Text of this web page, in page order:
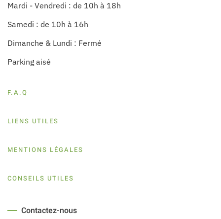
Mardi - Vendredi : de 10h à 18h
Samedi : de 10h à 16h
Dimanche & Lundi : Fermé
Parking aisé
F.A.Q
LIENS UTILES
MENTIONS LÉGALES
CONSEILS UTILES
Contactez-nous